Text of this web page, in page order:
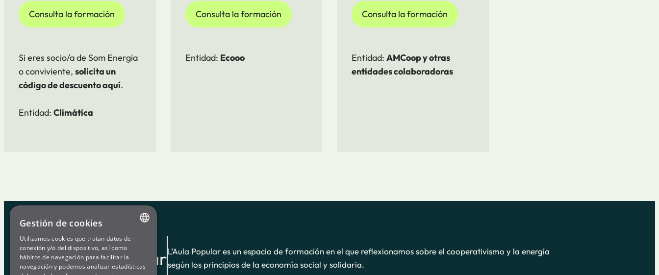
Consulta la formación
Si eres socio/a de Som Energia
o conviviente, solicita un
código de descuento aquí.
Entidad: Climática
Consulta la formación
Entidad: Ecooo
Consulta la formación
Entidad: AMCoop y otras
entidades colaboradoras
Aula PopularL’Aula Popular es un espacio de formación en el que reflexionamos sobre el cooperativismo y la energía
según los principios de la economía social y solidaria.
ENGLISH
SPANISH
Gestión de cookies
Utilizamos cookies que tratan datos de
conexión y/o del dispositivo, así como
hábitos de navegación para facilitar la
navegación y podemos analizar estadísticas